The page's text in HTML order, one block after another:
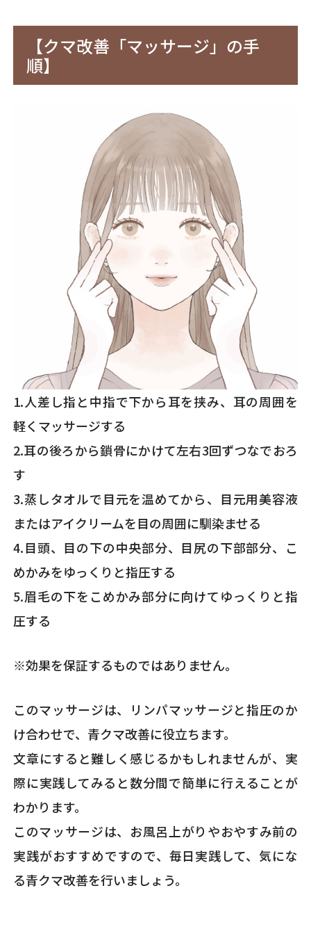
【クマ改善「マッサージ」の手
順】
1.人差し指と中指で下から耳を挟み、耳の周囲を
軽くマッサージする
2.耳の後ろから鎖骨にかけて左右3回ずつなでおろ
す
3.蒸しタオルで目元を温めてから、目元用美容液
またはアイクリームを目の周囲に馴染ませる
4.目頭、目の下の中央部分、目尻の下部部分、こ
めかみをゆっくりと指圧する
5.眉毛の下をこめかみ部分に向けてゆっくりと指
圧する
※効果を保証するものではありません。
このマッサージは、リンパマッサージと指圧のか
け合わせで、青クマ改善に役立ちます。
文章にすると難しく感じるかもしれませんが、実
際に実践してみると数分間で簡単に行えることが
わかります。
このマッサージは、お風呂上がりやおやすみ前の
実践がおすすめですので、毎日実践して、気にな
る青クマ改善を行いましょう。